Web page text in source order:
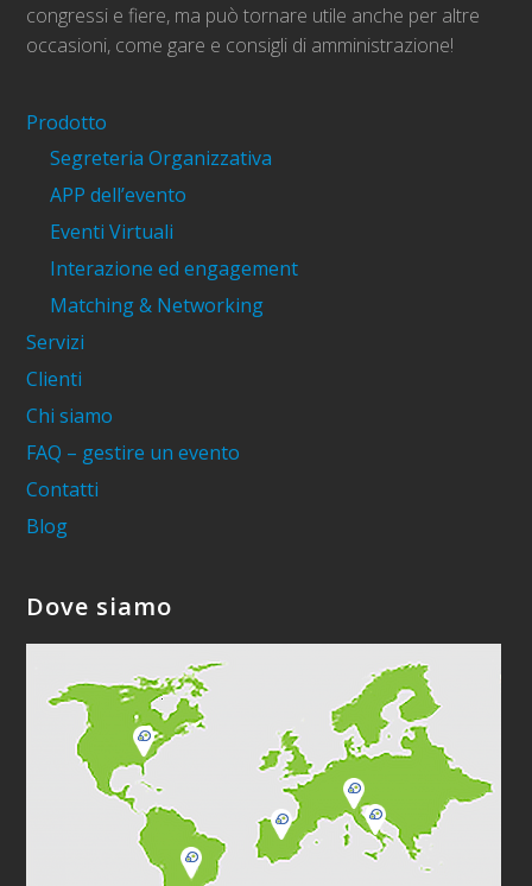
congressi e fiere, ma può tornare utile anche per altre
occasioni, come gare e consigli di amministrazione!
Prodotto
Segreteria Organizzativa
APP dell’evento
Eventi Virtuali
Interazione ed engagement
Matching & Networking
Servizi
Clienti
Chi siamo
FAQ – gestire un evento
Contatti
Blog
Dove siamo